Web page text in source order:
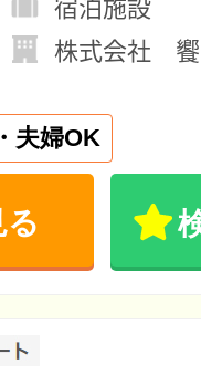
株式会社
夫婦OK